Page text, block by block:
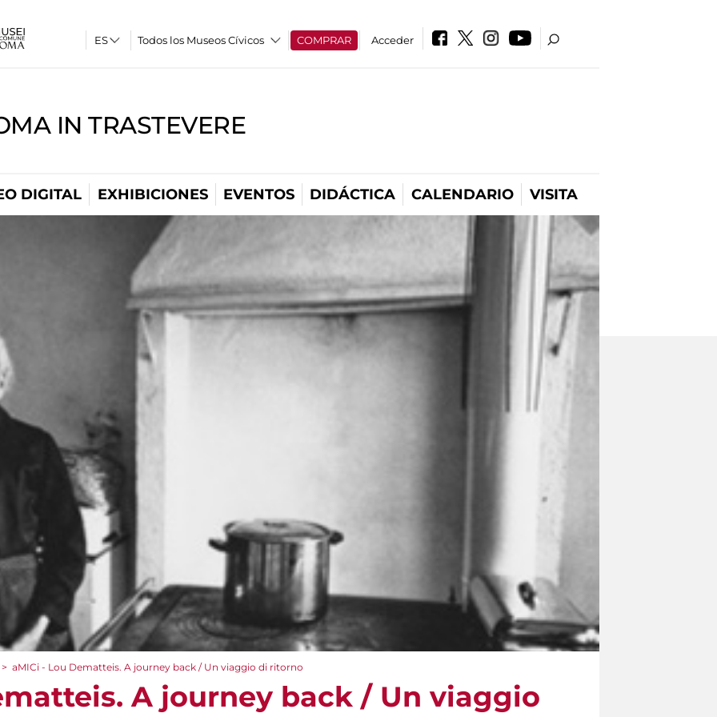
Todos los Museos Cívicos COMPRAR Acceder
IN TRASTEVERE
DIGITAL EXHIBICIONES EVENTOS DIDÁCTICA CALENDARIO VISITA
> aMICi - Lou Dematteis. A journey back / Un viaggio di ritorno
A journey back / Un viaggio